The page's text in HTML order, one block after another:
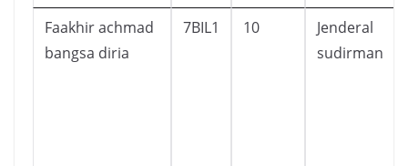
Faakhir achmad
bangsa diria
7BIL1 10
Jenderal
sudirman